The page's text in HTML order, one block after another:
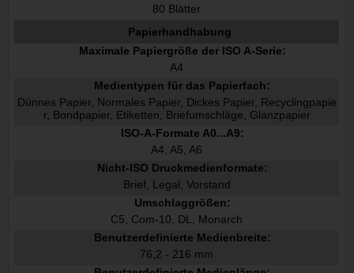
80 Blätter
Papierhandhabung
Maximale Papiergröße der ISO A-Serie:
A4
Medientypen für das Papierfach:
Dünnes Papier, Normales Papier, Dickes Papier, Recyclingpapie
r, Bondpapier, Etiketten, Briefumschläge, Glanzpapier
ISO-A-Formate A0...A9:
A4, A5, A6
Nicht-ISO Druckmedienformate:
Brief, Legal, Vorstand
Umschlaggrößen:
C5, Com-10, DL, Monarch
Benutzerdefinierte Medienbreite:
76,2 - 216 mm